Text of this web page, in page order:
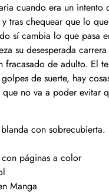
cuando era un intento
tras chequear que lo
sí cambia lo que pasa
su desesperada
fracasado de adulto. El
de suerte, hay
no va a poder evitar
blanda con
páginas a color
Manga